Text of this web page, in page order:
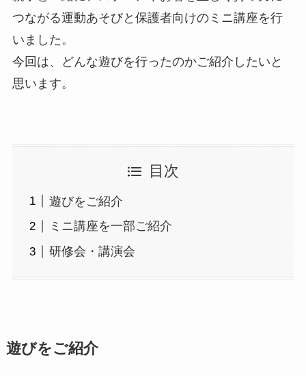
つながる運動あそびと保護者向けのミニ講座を行
いました。
今回は、どんな遊びを行ったのかご紹介したいと
思います。
目次
遊びをご紹介
ミニ講座を一部ご紹介
研修会・講演会
遊びをご紹介